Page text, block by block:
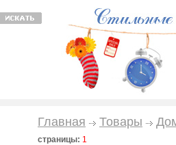
Главная Товары
страницы: 1